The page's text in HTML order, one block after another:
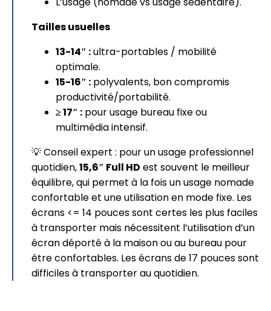
Tailles usuelles
13-14″ :ultra-portables / mobilité
optimale.
15-16″ : polyvalents, bon compromis
productivité/portabilité.
≥ 17″ : pour usage bureau fixe ou
multimédia intensif.
💡 Conseil expert : pour un usage professionnel
quotidien,15,6″ Full HD est souvent le meilleur
équilibre, qui permet à la fois un usage nomade
confortable et une utilisation en mode fixe. Les
écrans <= 14 pouces sont certes les plus faciles
à transporter mais nécessitent l’utilisation d’un
écran déporté à la maison ou au bureau pour
être confortables. Les écrans de 17 pouces sont
difficiles à transporter au quotidien.